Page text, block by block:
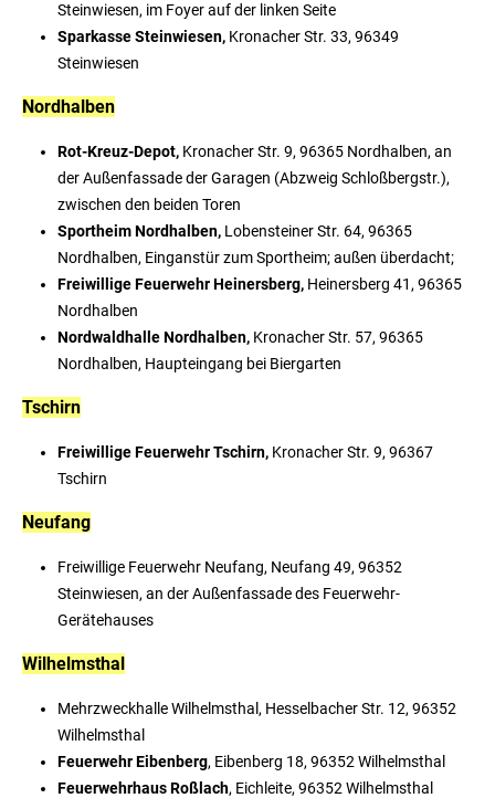
Steinwiesen, im Foyer auf der linken Seite
Sparkasse Steinwiesen, Kronacher Str. 33, 96349
Steinwiesen
Nordhalben
Rot-Kreuz-Depot, Kronacher Str. 9, 96365 Nordhalben, an
der Außenfassade der Garagen (Abzweig Schloßbergstr.),
zwischen den beiden Toren
Sportheim Nordhalben, Lobensteiner Str. 64, 96365
Nordhalben, Einganstür zum Sportheim; außen überdacht;
Freiwillige Feuerwehr Heinersberg, Heinersberg 41, 96365
Nordhalben
Nordwaldhalle Nordhalben, Kronacher Str. 57, 96365
Nordhalben, Haupteingang bei Biergarten
Tschirn
Freiwillige Feuerwehr Tschirn, Kronacher Str. 9, 96367
Tschirn
Neufang
Freiwillige Feuerwehr Neufang, Neufang 49, 96352
Steinwiesen, an der Außenfassade des Feuerwehr-
Gerätehauses
Wilhelmsthal
Mehrzweckhalle Wilhelmsthal, Hesselbacher Str. 12, 96352
Wilhelmsthal
Feuerwehr Eibenberg, Eibenberg 18, 96352 Wilhelmsthal
Feuerwehrhaus Roßlach, Eichleite, 96352 Wilhelmsthal